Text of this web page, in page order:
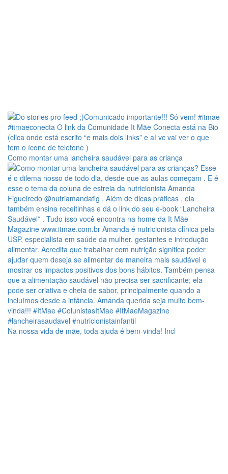
Como montar uma lancheira saudável para as criança
Na nossa vida de mãe, toda ajuda é bem-vinda! Incl